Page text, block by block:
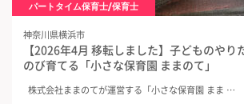
パートタイム保育士/保育士
神奈川県横浜市
【2026年4月 移転しました】子どものやり
のび育てる「小さな保育園 ままのて」
株式会社ままのてが運営する「小さな保育園 まま …